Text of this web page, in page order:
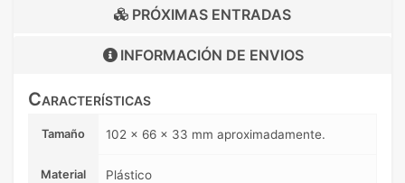
PRÓXIMAS ENTRADAS
INFORMACIÓN DE ENVIOS
Características
Tamaño 102 x 66 x 33 mm aproximadamente.
Material Plástico